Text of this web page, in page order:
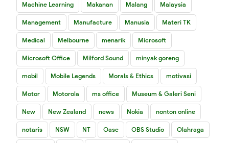
Machine Learning Makanan Malang Malaysia
Management Manufacture Manusia Materi TK
Medical Melbourne menarik Microsoft
Microsoft Office Milford Sound minyak goreng
mobil Mobile Legends Morals & Ethics motivasi
Motor Motorola ms office Museum & Galeri Seni
New New Zealand news Nokia nonton online
notaris NSW NT Oase OBS Studio Olahraga